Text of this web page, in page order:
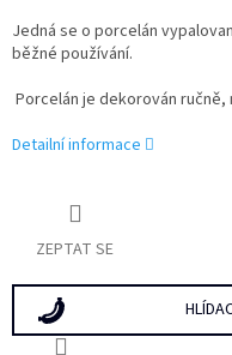
Jedná se o porcelán
běžné používání.
Porcelán je dekorován ručně,
Detailní informace
ZEPTAT SE